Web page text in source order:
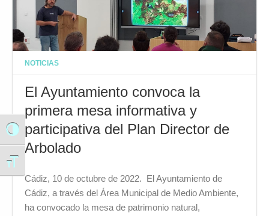
Alternar alto contraste
Alternar tamaño de letra
NOTICIAS
El Ayuntamiento convoca la
primera mesa informativa y
participativa del Plan Director de
Arbolado
Cádiz, 10 de octubre de 2022. El Ayuntamiento de
Cádiz, a través del Área Municipal de Medio Ambiente,
ha convocado la mesa de patrimonio natural,